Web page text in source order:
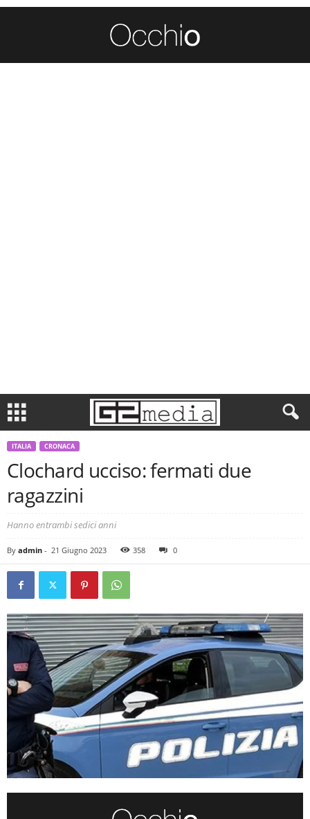
ITALIA CRONACA
Clochard ucciso: fermati due
ragazzini
Hanno entrambi sedici anni
By admin - 21 Giugno 2023 358 0